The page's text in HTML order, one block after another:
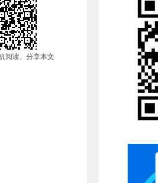
阅读、分享本文